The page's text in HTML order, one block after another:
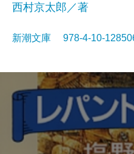
西村京太郎／著
新潮文庫 978-4-10-